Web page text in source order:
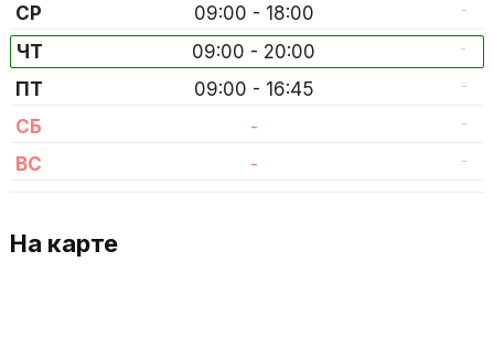
СР 09:00 - 18:00 -
ЧТ 09:00 - 20:00 -
ПТ 09:00 - 16:45 -
СБ - -
ВС - -
На карте